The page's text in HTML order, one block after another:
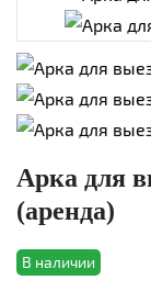
Арка для
(аренда)
В наличии